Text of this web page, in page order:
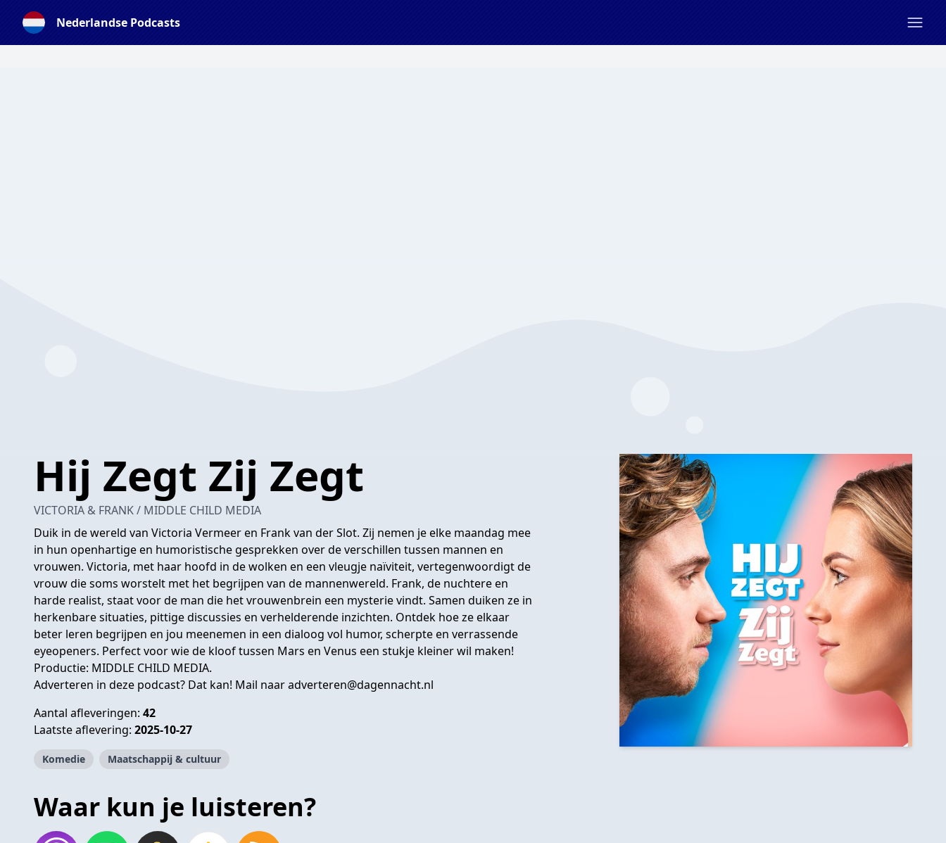
Nederlandse Podcasts
Hij Zegt Zij Zegt
VICTORIA & FRANK / MIDDLE CHILD MEDIA
Duik in de wereld van Victoria Vermeer en Frank van der Slot. Zij nemen je elke maandag mee
in hun openhartige en humoristische gesprekken over de verschillen tussen mannen en
vrouwen. Victoria, met haar hoofd in de wolken en een vleugje naïviteit, vertegenwoordigt de
vrouw die soms worstelt met het begrijpen van de mannenwereld. Frank, de nuchtere en
harde realist, staat voor de man die het vrouwenbrein een mysterie vindt. Samen duiken ze in
herkenbare situaties, pittige discussies en verhelderende inzichten. Ontdek hoe ze elkaar
beter leren begrijpen en jou meenemen in een dialoog vol humor, scherpte en verrassende
eyeopeners. Perfect voor wie de kloof tussen Mars en Venus een stukje kleiner wil maken!
Productie: MIDDLE CHILD MEDIA.
Adverteren in deze podcast? Dat kan! Mail naaradverteren@dagennacht.nl
Aantal afleveringen: 42
Laatste aflevering: 2025-10-27
Komedie Maatschappij & cultuur
Waar kun je luisteren?